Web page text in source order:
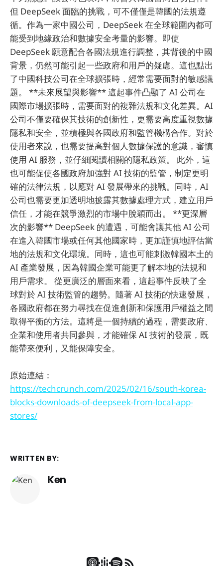
但 DeepSeek 面臨的挑戰，可不僅僅是韓國的法規遵
循。作為一家中國公司，DeepSeek 在全球範圍內都可
能受到地緣政治和數據安全考量的影響。即使
DeepSeek 願意配合各國法規進行調整，其背後的中國
背景，仍然可能引起一些政府和用戶的疑慮。這也點出
了中國科技公司在全球擴張時，經常需要面對的敏感議
題。 **未來展望與影響** 這起事件凸顯了 AI 公司在
國際市場擴張時，需要面對的複雜法規和文化差異。AI
公司不僅要確保其技術的創新性，更需要高度重視數據
隱私和安全，並積極與各國政府和監管機構合作。對於
使用者來說，也需要提高對個人數據保護的意識，審慎
使用 AI 服務，並仔細閱讀相關的隱私政策。 此外，這
也可能促使各國政府加強對 AI 技術的監管，制定更明
確的法律法規，以應對 AI 發展帶來的挑戰。同時，AI
公司也需要更加透明地披露其數據處理方式，建立用戶
信任，才能在競爭激烈的市場中脫穎而出。 **更深層
次的影響** DeepSeek 的遭遇，可能會讓其他 AI 公司
在進入韓國市場或任何其他國家時，更加謹慎地評估當
地的法規和文化環境。同時，這也可能刺激韓國本土的
AI 產業發展，因為韓國企業可能更了解本地的法規和
用戶需求。 從更廣泛的層面來看，這起事件反映了全
球對於 AI 技術監管的趨勢。隨著 AI 技術的快速發展，
各國政府都在努力尋找在促進創新和保護用戶權益之間
取得平衡的方法。這將是一個持續的過程，需要政府、
企業和使用者共同參與，才能確保 AI 技術的發展，既
能帶來便利，又能保障安全。
原始連結：
https://techcrunch.com/2025/02/16/south-korea-
blocks-downloads-of-deepseek-from-local-app-
stores/
WRITTEN BY:
Ken